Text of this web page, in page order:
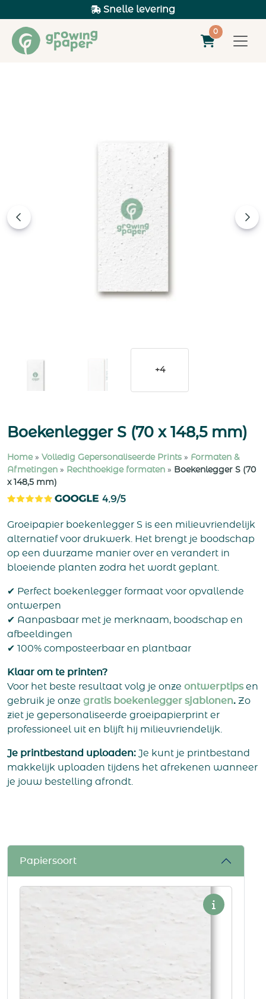
Snelle levering
0
+4
Boekenlegger S (70 x 148,5 mm)
Home» Volledig Gepersonaliseerde Prints » Formaten &
Afmetingen » Rechthoekige formaten » Boekenlegger S (70
x 148,5 mm)
Groeipapier boekenlegger S is een milieuvriendelijk
alternatief voor drukwerk. Het brengt je boodschap
op een duurzame manier over en verandert in
bloeiende planten zodra het wordt geplant.
✔ Perfect boekenlegger formaat voor opvallende
ontwerpen
✔ Aanpasbaar met je merknaam, boodschap en
afbeeldingen
✔ 100% composteerbaar en plantbaar
Klaar om te printen?
Voor het beste resultaat volg je onze ontwerptips en
gebruik je onze gratis boekenlegger sjablonen. Zo
ziet je gepersonaliseerde groeipapierprint er
professioneel uit en blijft hij milieuvriendelijk.
Je printbestand uploaden: Je kunt je printbestand
makkelijk uploaden tijdens het afrekenen wanneer
je jouw bestelling afrondt.
Papiersoort